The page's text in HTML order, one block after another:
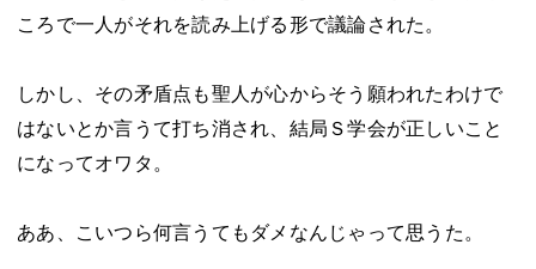
ころで一人がそれを読み上げる形で議論された。
しかし、その矛盾点も聖人が心からそう願われたわけで
はないとか言うて打ち消され、結局Ｓ学会が正しいこと
になってオワタ。
ああ、こいつら何言うてもダメなんじゃって思うた。